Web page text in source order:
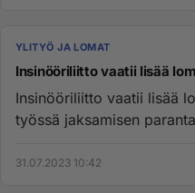
YLITYÖ JA LOMAT
Insinööriliitto vaatii lisää
Insinööriliitto vaatii lisää
työssä jaksamisen
31.07.2023 10:42